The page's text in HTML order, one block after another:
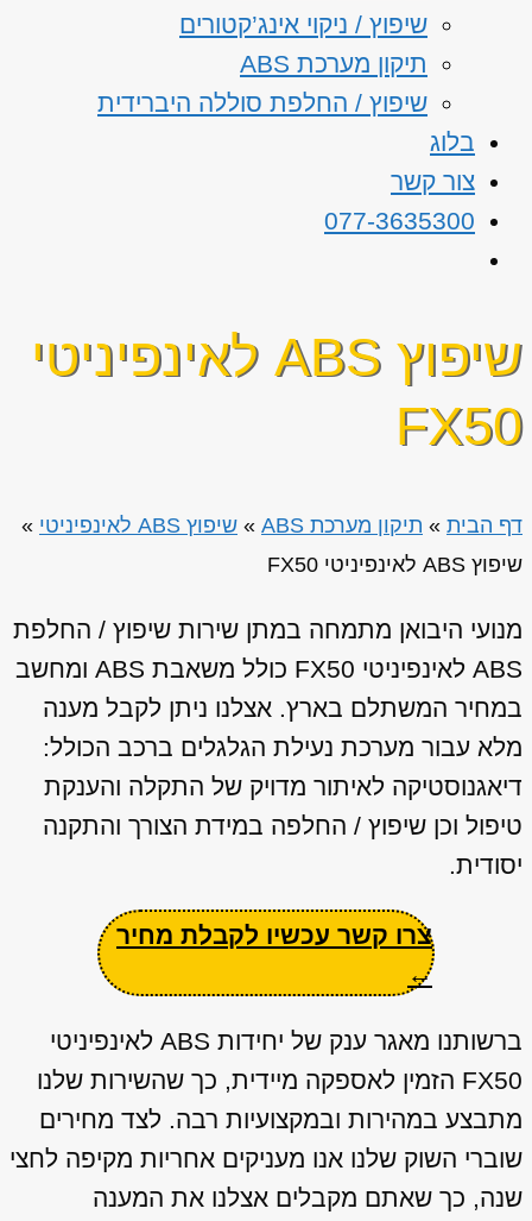
שיפוץ / ניקוי אינג’קטורים
תיקון מערכת ABS
שיפוץ / החלפת סוללה היברידית
בלוג
צור קשר
077-3635300
שיפוץ ABS לאינפיניטי
FX50
דף הבית » תיקון מערכת ABS » שיפוץ ABS לאינפיניטי
»
שיפוץ ABS לאינפיניטי FX50
מנועי היבואן מתמחה במתן שירות שיפוץ / החלפת
ABS לאינפיניטי FX50 כולל משאבת ABS ומחשב
במחיר המשתלם בארץ. אצלנו ניתן לקבל מענה
מלא עבור מערכת נעילת הגלגלים ברכב הכולל:
דיאגנוסטיקה לאיתור מדויק של התקלה והענקת
טיפול וכן שיפוץ / החלפה במידת הצורך והתקנה
יסודית.
צרו קשר עכשיו לקבלת מחיר
←
ברשותנו מאגר ענק של יחידות ABS לאינפיניטי
FX50 הזמין לאספקה מיידית, כך שהשירות שלנו
מתבצע במהירות ובמקצועיות רבה. לצד מחירים
שוברי השוק שלנו אנו מעניקים אחריות מקיפה לחצי
שנה, כך שאתם מקבלים אצלנו את המענה